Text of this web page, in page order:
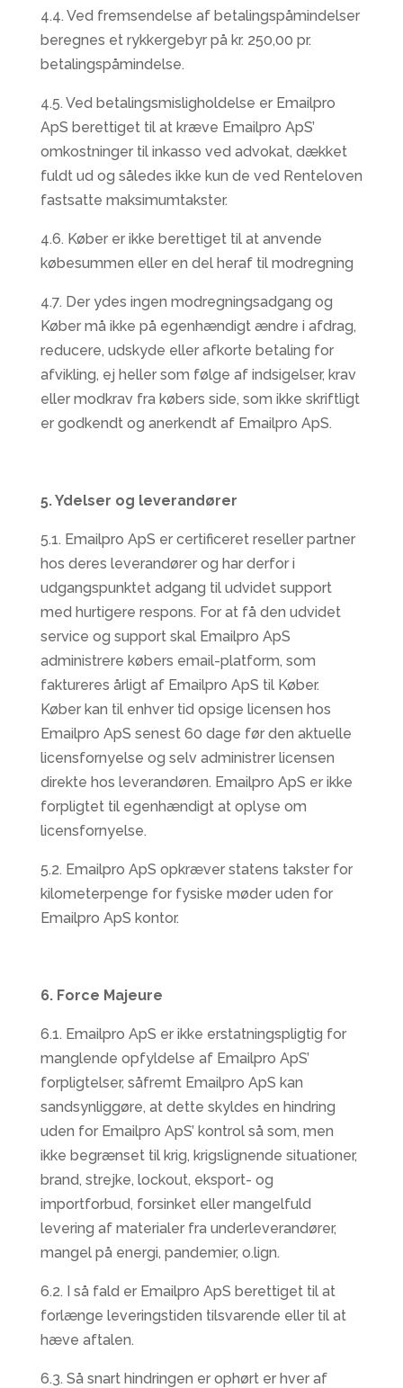
4.4. Ved fremsendelse af betalingspåmindelser
beregnes et rykkergebyr på kr. 250,00 pr.
betalingspåmindelse.
4.5. Ved betalingsmisligholdelse er Emailpro
ApS berettiget til at kræve Emailpro ApS’
omkostninger til inkasso ved advokat, dækket
fuldt ud og således ikke kun de ved Renteloven
fastsatte maksimumtakster.
4.6. Køber er ikke berettiget til at anvende
købesummen eller en del heraf til modregning
4.7. Der ydes ingen modregningsadgang og
Køber må ikke på egenhændigt ændre i afdrag,
reducere, udskyde eller afkorte betaling for
afvikling, ej heller som følge af indsigelser, krav
eller modkrav fra købers side, som ikke skriftligt
er godkendt og anerkendt af Emailpro ApS.
5. Ydelser og leverandører
5.1. Emailpro ApS er certificeret reseller partner
hos deres leverandører og har derfor i
udgangspunktet adgang til udvidet support
med hurtigere respons. For at få den udvidet
service og support skal Emailpro ApS
administrere købers email-platform, som
faktureres årligt af Emailpro ApS til Køber.
Køber kan til enhver tid opsige licensen hos
Emailpro ApS senest 60 dage før den aktuelle
licensfornyelse og selv administrer licensen
direkte hos leverandøren. Emailpro ApS er ikke
forpligtet til egenhændigt at oplyse om
licensfornyelse.
5.2. Emailpro ApS opkræver statens takster for
kilometerpenge for fysiske møder uden for
Emailpro ApS kontor.
6. Force Majeure
6.1. Emailpro ApS er ikke erstatningspligtig for
manglende opfyldelse af Emailpro ApS’
forpligtelser, såfremt Emailpro ApS kan
sandsynliggøre, at dette skyldes en hindring
uden for Emailpro ApS’ kontrol så som, men
ikke begrænset til krig, krigslignende situationer,
brand, strejke, lockout, eksport- og
importforbud, forsinket eller mangelfuld
levering af materialer fra underleverandører,
mangel på energi, pandemier, o.lign.
6.2. I så fald er Emailpro ApS berettiget til at
forlænge leveringstiden tilsvarende eller til at
hæve aftalen.
6.3. Så snart hindringen er ophørt er hver af